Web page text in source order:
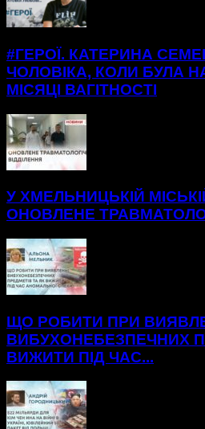
#ГЕРОЇ. КАТЕРИНА
ЧОЛОВІКА, КОЛИ БУЛА
МІСЯЦІ ВАГІТНОСТІ
У ХМЕЛЬНИЦЬКІЙ
ОНОВЛЕНЕ
ЩО РОБИТИ ПРИ
ВИБУХОНЕБЕЗПЕЧНИХ
ВИЖИТИ ПІД ЧАС...